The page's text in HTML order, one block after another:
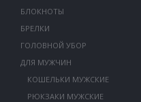
БЛОКНОТЫ
БРЕЛКИ
ГОЛОВНОЙ УБОР
ДЛЯ МУЖЧИН
КОШЕЛЬКИ МУЖСКИЕ
РЮКЗАКИ МУЖСКИЕ